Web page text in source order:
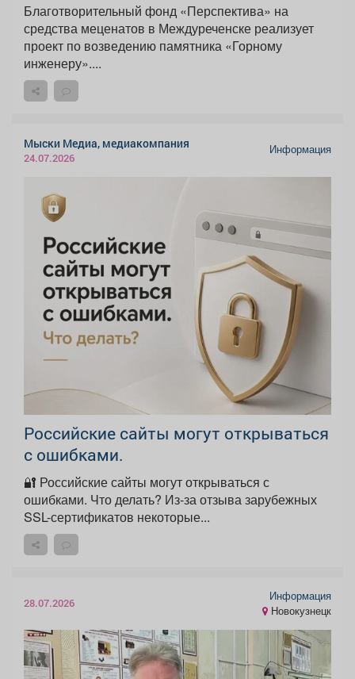
Благотворительный фонд «Перспектива» на
средства меценатов в Междуреченске реализует
проект по возведению памятника «Горному
инженеру»....
Мыски Медиа, медиакомпания
24.07.2026
Информация
Российские сайты могут открываться
с ошибками.
🔐 Российские сайты могут открываться с
ошибками. Что делать? Из-за отзыва зарубежных
SSL-сертификатов некоторые...
28.07.2026
Информация
Новокузнецк